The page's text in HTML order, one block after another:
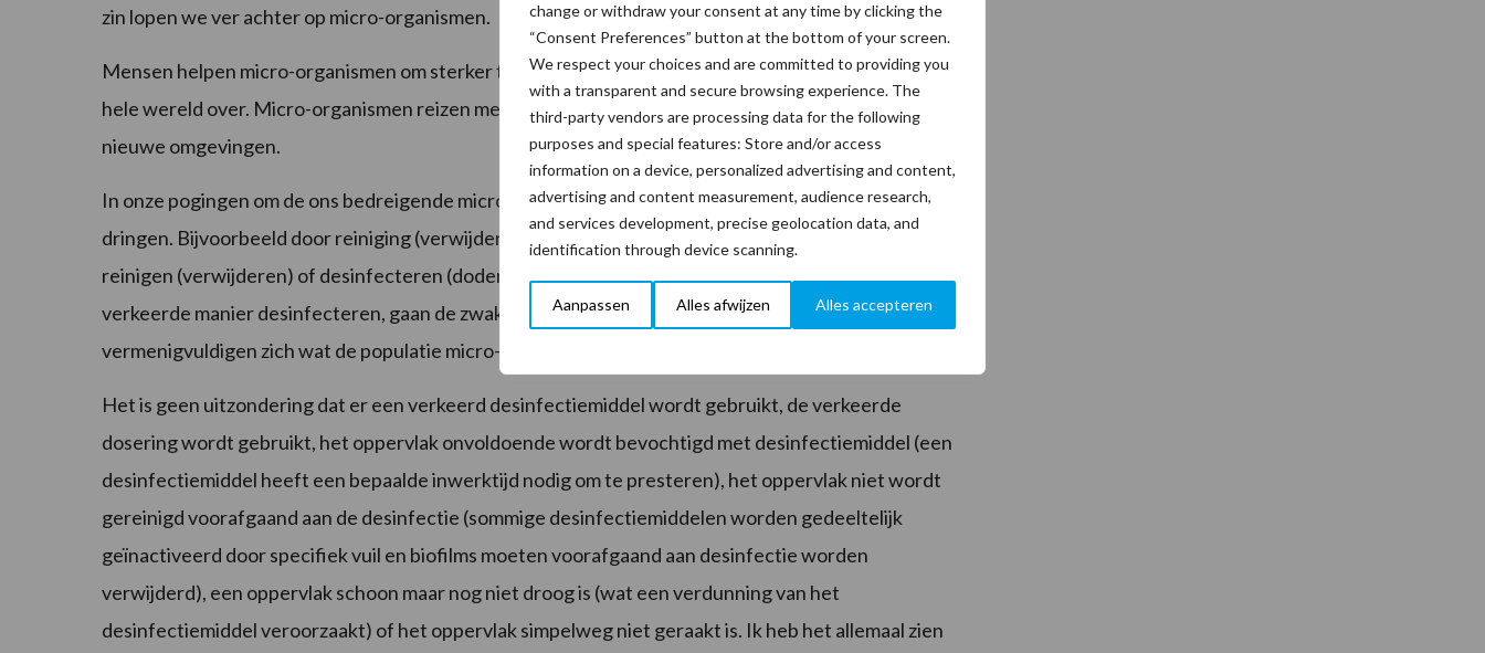
change or withdraw your consent at any time by clicking the
“Consent Preferences” button at the bottom of your screen.
We respect your choices and are committed to providing you
with a transparent and secure browsing experience. The
third-party vendors are processing data for the following
purposes and special features: Store and/or access
information on a device, personalized advertising and content,
advertising and content measurement, audience research,
and services development, precise geolocation data, and
identification through device scanning.
Aanpassen Alles afwijzen Alles accepteren
zin lopen we ver achter op micro-organismen.
Mensen helpen micro-organismen om sterker te worden. We reizen regelmatig en gemakkelijk de
hele wereld over. Micro-organismen reizen met ons mee. Zo helpen we ze zich uit te breiden naar
nieuwe omgevingen.
In onze pogingen om de ons bedreigende micro-organismen te bestrijden, proberen we ze terug te
dringen. Bijvoorbeeld door reiniging (verwijderen) of desinfectie (doden). Bijvoorbeeld door het
reinigen (verwijderen) of desinfecteren (doden) van processen. Maar als we een oppervlak op de
verkeerde manier desinfecteren, gaan de zwakke microben dood. De sterksten overleven en
vermenigvuldigen zich wat de populatie micro-organismen nog sterker maakt.
Het is geen uitzondering dat er een verkeerd desinfectiemiddel wordt gebruikt, de verkeerde
dosering wordt gebruikt, het oppervlak onvoldoende wordt bevochtigd met desinfectiemiddel (een
desinfectiemiddel heeft een bepaalde inwerktijd nodig om te presteren), het oppervlak niet wordt
gereinigd voorafgaand aan de desinfectie (sommige desinfectiemiddelen worden gedeeltelijk
geïnactiveerd door specifiek vuil en biofilms moeten voorafgaand aan desinfectie worden
verwijderd), een oppervlak schoon maar nog niet droog is (wat een verdunning van het
desinfectiemiddel veroorzaakt) of het oppervlak simpelweg niet geraakt is. Ik heb het allemaal zien